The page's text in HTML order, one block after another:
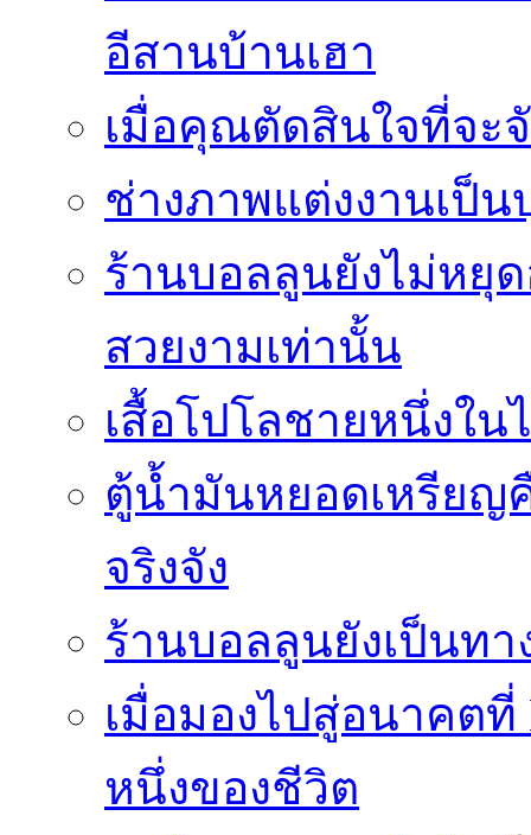
อีสานบ้านเฮา
เมื่อคุณตัดสินใจที่จะ
ช่างภาพแต่งงานเป็
ร้านบอลลูนยังไม่หยุ
สวยงามเท่านั้น
เสื้อโปโลชายหนึ่งใ
ตู้น้ำมันหยอดเหรียญ
จริงจัง
ร้านบอลลูนยังเป็นทา
เมื่อมองไปสู่อนาคตที่
หนึ่งของชีวิต